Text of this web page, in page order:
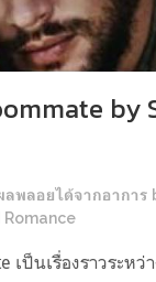
by
ลพลอยได้จากอาการ
เป็นเรื่องราวระหว่